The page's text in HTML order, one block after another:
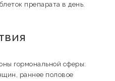
препарата в день.
гормональной сферы:
раннее половое